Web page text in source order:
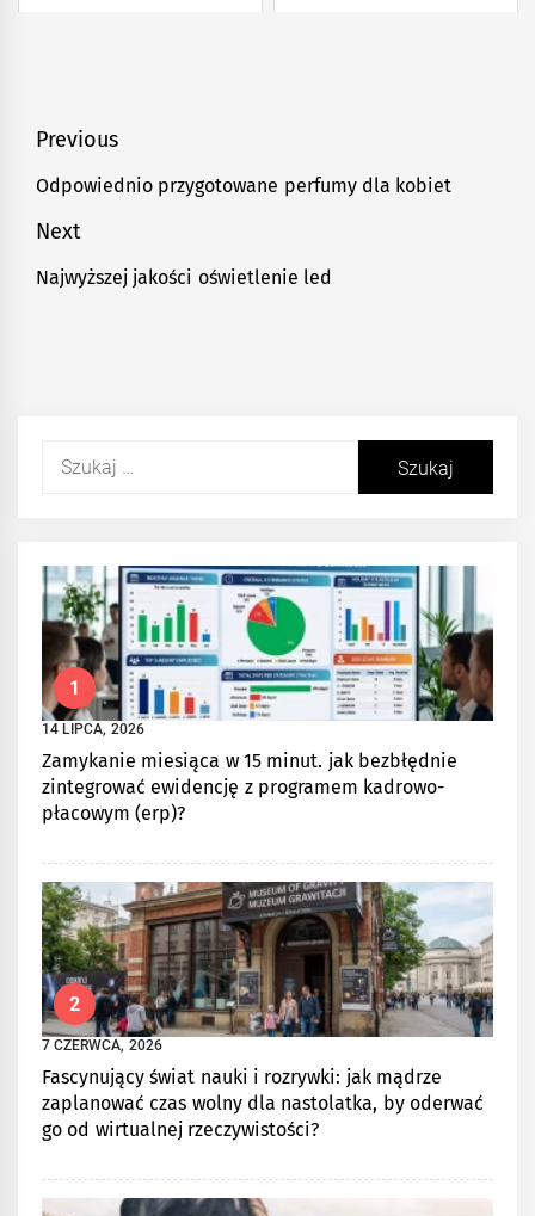
Nawigacja
wpisu
Previous
Previous
Odpowiednio przygotowane perfumy dla kobiet
Next
Next
Najwyższej jakości oświetlenie led
Szukaj:
1
14 LIPCA, 2026
Zamykanie miesiąca w 15 minut. jak bezbłędnie
zintegrować ewidencję z programem kadrowo-
płacowym (erp)?
2
7 CZERWCA, 2026
Fascynujący świat nauki i rozrywki: jak mądrze
zaplanować czas wolny dla nastolatka, by oderwać
go od wirtualnej rzeczywistości?